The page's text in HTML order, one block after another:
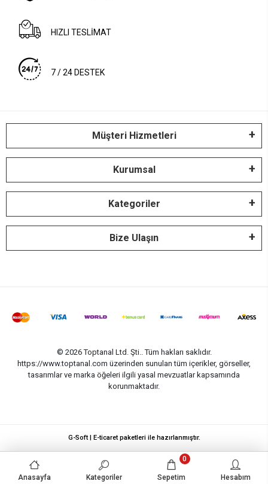
HIZLI TESLİMAT
7 / 24 DESTEK
Müşteri Hizmetleri
Kurumsal
Kategoriler
Bize Ulaşın
© 2026 Toptanal Ltd. Şti.. Tüm hakları saklıdır.
https://www.toptanal.com üzerinden sunulan tüm içerikler, görseller,
tasarımlar ve marka öğeleri ilgili yasal mevzuatlar kapsamında
korunmaktadır.
Anasayfa Kategoriler Sepetim
0
Hesabım
G-Soft | E-ticaret paketleri ile hazırlanmıştır.